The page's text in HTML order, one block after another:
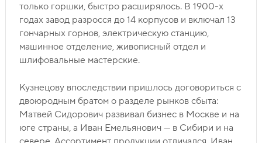
только горшки, быстро расширялось. В 1900-х
годах завод разросся до 14 корпусов и включал 13
гончарных горнов, электрическую станцию,
машинное отделение, живописный отдел и
шлифовальные мастерские.
Кузнецову впоследствии пришлось договориться с
двоюродным братом о разделе рынков сбыта:
Матвей Сидорович развивал бизнес в Москве и на
юге страны, а Иван Емельянович — в Сибири и на